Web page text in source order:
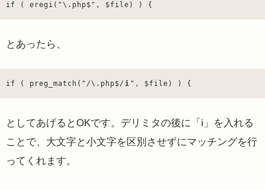
if ( eregi("\.php$", $file) ) {
とあったら、
if ( preg_match("/\.php$/ i ", $file) ) {
としてあげるとOKです。デリミタの後に「i」を入れる
ことで、大文字と小文字を区別させずにマッチングを行
ってくれます。